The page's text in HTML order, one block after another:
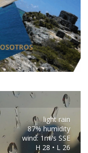
light rain
87% humidity
wind: 1m/s SSE
H 28 • L 26